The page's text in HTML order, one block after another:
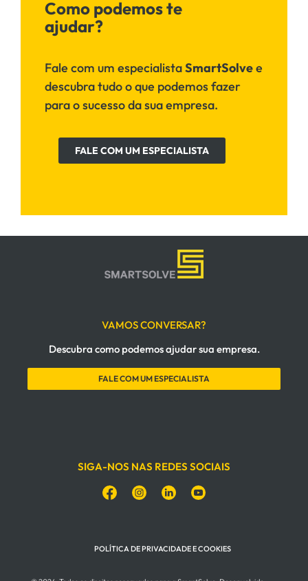
Como podemos te
ajudar?
Fale com um especialistaSmartSolvee
descubra tudo o que podemos fazer
para o sucesso da sua empresa.
FALE COM UM ESPECIALISTA
VAMOS CONVERSAR?
Descubra como podemos ajudar sua empresa.
FALE COM UM ESPECIALISTA
SIGA-NOS NAS REDES SOCIAIS
POLÍTICA DE PRIVACIDADE E COOKIES